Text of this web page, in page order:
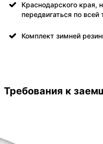
Краснодарского края,
передвигаться по
Комплект зимней
Требования к